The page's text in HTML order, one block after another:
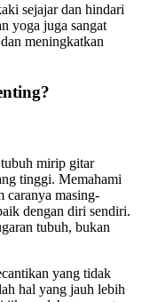
sejajar dan hindari
yoga juga sangat
meningkatkan
tubuh mirip gitar
tinggi. Memahami
caranya masing-
dengan diri sendiri.
tubuh, bukan
yang tidak
hal yang jauh lebih